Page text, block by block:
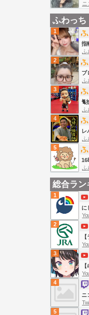
思
ニ
ふわっち
1
指
2
ブ
3
🐈
4
レ
5
16
な
総合ラン
1
に
#
2
競
幌
3
る
あ
あ
バ
4
ニ
日
5